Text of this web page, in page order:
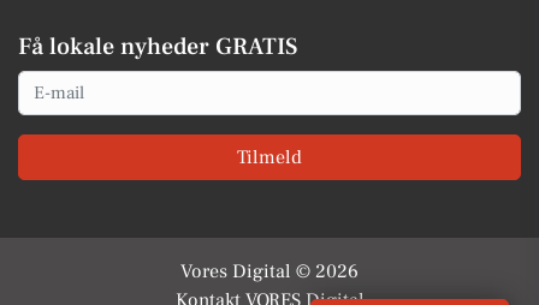
Få lokale nyheder GRATIS
Email
Tilmeld
Vores Digital © 2026
Kontakt VORES Digital